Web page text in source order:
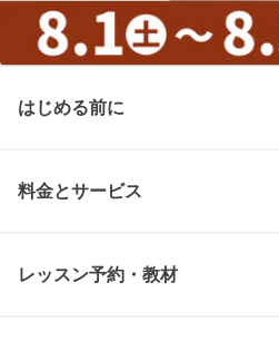
はじめる前に
料金とサービス
レッスン予約・教材